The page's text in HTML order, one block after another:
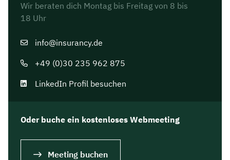
Wir beraten dich Montag bis Freitag von 8 bis
18 Uhr
info@insurancy.de
+49 (0)30 235 962 875
LinkedIn Profil besuchen
Oder buche ein kostenloses Webmeeting
Meeting buchen